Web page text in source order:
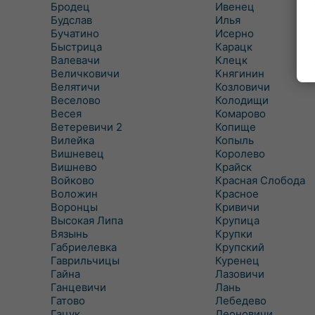
Бродец
Будслав
Бучатино
Быстрица
Валевачи
Величковичи
Велятичи
Веселово
Весея
Ветеревичи 2
Вилейка
Вишневец
Вишнево
Войково
Воложин
Воронцы
Высокая Липа
Вязынь
Габриелевка
Гаврильчицы
Гайна
Ганцевичи
Гатово
Ивенец
Илья
Исерно
Карацк
Клецк
Княгинин
Козловичи
Колодищи
Комарово
Копище
Копыль
Королево
Крайск
Красная Слобода
Красное
Кривичи
Крупица
Крупки
Крупский
Куренец
Лазовичи
Лань
Лебедево